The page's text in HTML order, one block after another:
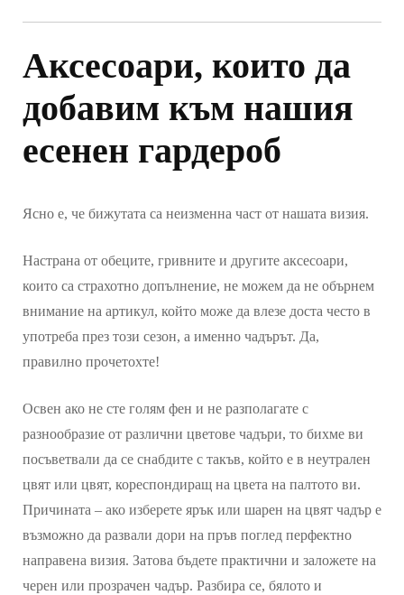
Аксесоари, които да
добавим към нашия
есенен гардероб
Ясно е, че бижутата са неизменна част от нашата визия.
Настрана от обеците, гривните и другите аксесоари,
които са страхотно допълнение, не можем да не обърнем
внимание на артикул, който може да влезе доста често в
употреба през този сезон, а именно чадърът. Да,
правилно прочетохте!
Освен ако не сте голям фен и не разполагате с
разнообразие от различни цветове чадъри, то бихме ви
посъветвали да се снабдите с такъв, който е в неутрален
цвят или цвят, кореспондиращ на цвета на палтото ви.
Причината – ако изберете ярък или шарен на цвят чадър е
възможно да развали дори на пръв поглед перфектно
направена визия. Затова бъдете практични и заложете на
черен или прозрачен чадър. Разбира се, бялото и